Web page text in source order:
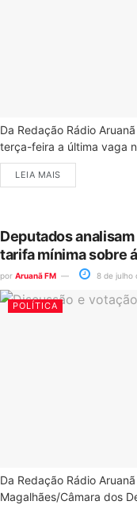
Da Redação Rádio
terça-feira a última vaga
LEIA MAIS
Deputados
tarifa mínima sobre
por Aruanã FM 8 de julho
POLÍTICA
Da Redação Rádio
Magalhães/Câmara dos